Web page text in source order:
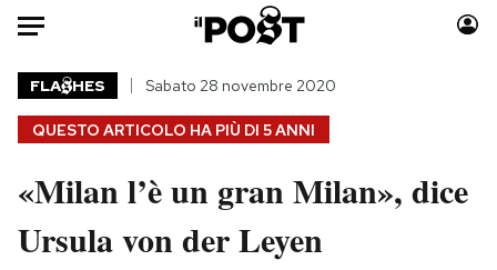
Auto
HOME
Italia
Politica
Moda
Consumismi
QUESTO ARTICOLO HA PIÙ DI 5 ANNI
FLA HES Sabato 28 novembre 2020
«Milan l’è un gran Milan», dice
Ursula von der Leyen